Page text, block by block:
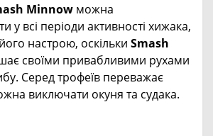
Minnow можна
у всі періоди активності хижака,
настрою, оскільки Smash
своїми привабливими рухами
Серед трофеїв переважає
виключати окуня та судака.